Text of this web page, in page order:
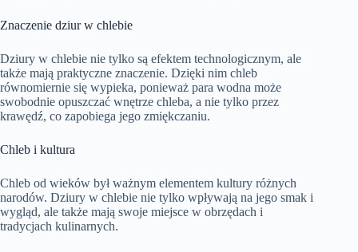
Znaczenie dziur w chlebie
Dziury w chlebie nie tylko są efektem technologicznym, ale
także mają praktyczne znaczenie. Dzięki nim chleb
równomiernie się wypieka, ponieważ para wodna może
swobodnie opuszczać wnętrze chleba, a nie tylko przez
krawędź, co zapobiega jego zmiękczaniu.
Chleb i kultura
Chleb od wieków był ważnym elementem kultury różnych
narodów. Dziury w chlebie nie tylko wpływają na jego smak i
wygląd, ale także mają swoje miejsce w obrzędach i
tradycjach kulinarnych.